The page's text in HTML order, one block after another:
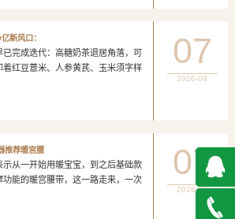
新风口：
完成迭代：高糖奶茶退居角落，可
红豆薏米、人参黄芪、玉米须字样
07
2026-08
推荐暖宫腰
开始用暖宝宝，到之后基础款
能的暖宫腰带，这一路走来，一次
07
2026-08
QQ在